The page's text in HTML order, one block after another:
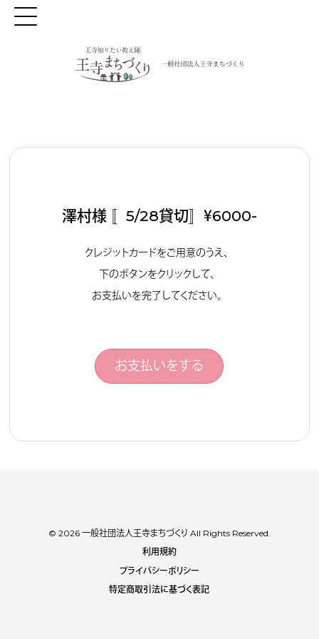
澤村様 〚5/28貸切〛￥6000-
クレジットカードをご用意のうえ、
下のボタンをクリックして、
お支払いを完了してください。
お支払いをする
© 2026 一般社団法人王寺まちづくり All Rights Reserved.
利用規約
プライバシーポリシー
特定商取引法に基づく表記